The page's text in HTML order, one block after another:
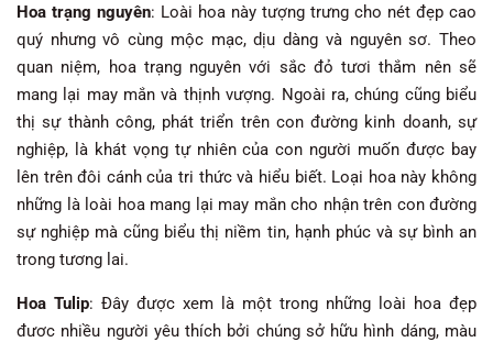
Hoa trạng nguyên: Loài hoa này tượng trưng cho nét đẹp cao
quý nhưng vô cùng mộc mạc, dịu dàng và nguyên sơ. Theo
quan niệm, hoa trạng nguyên với sắc đỏ tươi thắm nên sẽ
mang lại may mắn và thịnh vượng. Ngoài ra, chúng cũng biểu
thị sự thành công, phát triển trên con đường kinh doanh, sự
nghiệp, là khát vọng tự nhiên của con người muốn được bay
lên trên đôi cánh của tri thức và hiểu biết. Loại hoa này không
những là loài hoa mang lại may mắn cho nhận trên con đường
sự nghiệp mà cũng biểu thị niềm tin, hạnh phúc và sự bình an
trong tương lai.
Hoa Tulip: Đây được xem là một trong những loài hoa đẹp
đươc nhiều người yêu thích bởi chúng sở hữu hình dáng, màu